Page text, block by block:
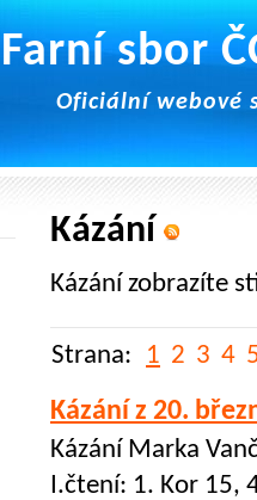
Farní sbor
Oficiální webové
Kázání
Kázání zobrazíte
Strana: 1 2 3 4
Kázání z 20.
Kázání Marka
I.čtení: 1. Kor 15,